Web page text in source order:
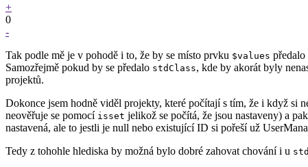
+
0
-
Tak podle mě je v pohodě i to, že by se místo prvku $values předalo
Samozřejmě pokud by se předalo stdClass, kde by akorát byly
projektů.
Dokonce jsem hodně viděl projekty, které počítají s tím, že i když si
neověřuje se pomocí isset jelikož se počítá, že jsou nastaveny) a
nastavená, ale to jestli je null nebo existující ID si pořeší už
Tedy z tohohle hlediska by možná bylo dobré zahovat chování i u